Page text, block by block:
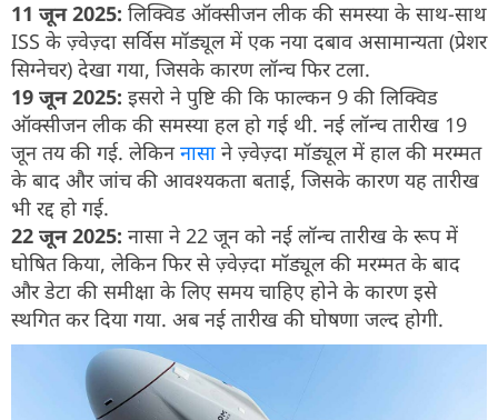
11 जून 2025: लिक्विड ऑक्सीजन लीक की समस्या के साथ-साथ
ISS के ज़्वेज़्दा सर्विस मॉड्यूल में एक नया दबाव असामान्यता (प्रेशर
सिग्नेचर) देखा गया, जिसके कारण लॉन्च फिर टला.
19 जून 2025: इसरो ने पुष्टि की कि फाल्कन 9 की लिक्विड
ऑक्सीजन लीक की समस्या हल हो गई थी. नई लॉन्च तारीख 19
जून तय की गई. लेकिननासा ने ज़्वेज़्दा मॉड्यूल में हाल की मरम्मत
के बाद और जांच की आवश्यकता बताई, जिसके कारण यह तारीख
भी रद्द हो गई.
22 जून 2025: नासा ने 22 जून को नई लॉन्च तारीख के रूप में
घोषित किया, लेकिन फिर से ज़्वेज़्दा मॉड्यूल की मरम्मत के बाद
और डेटा की समीक्षा के लिए समय चाहिए होने के कारण इसे
स्थगित कर दिया गया. अब नई तारीख की घोषणा जल्द होगी.